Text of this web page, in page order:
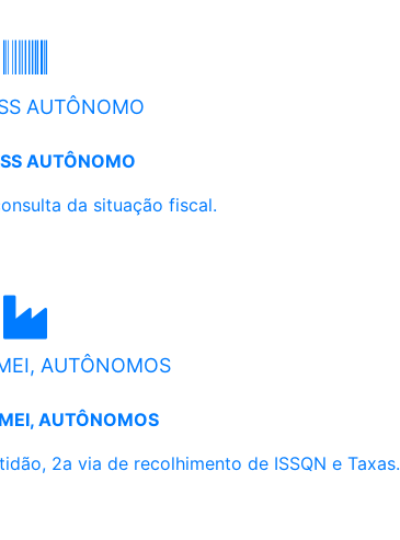
AUTÔNOMO
AUTÔNOMO
da situação fiscal.
AUTÔNOMOS
AUTÔNOMOS
2a via de recolhimento de ISSQN e Taxas.